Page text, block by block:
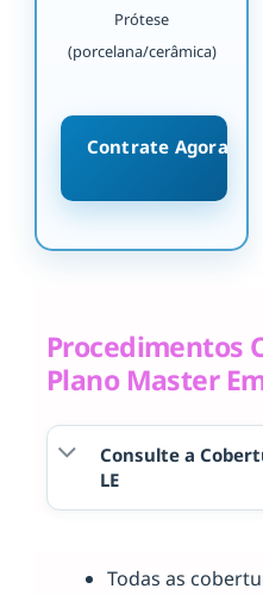
Prótese
(porcelana/cerâmica)
Contrate Agora
Procedimentos
Plano Master
Consulte a
LE
Todas as